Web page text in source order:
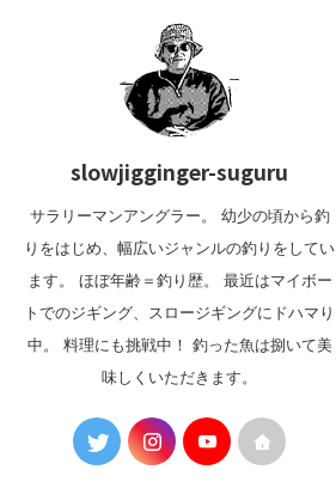
slowjigginger-suguru
サラリーマンアングラー。 幼少の頃から釣
りをはじめ、幅広いジャンルの釣りをしてい
ます。 ほぼ年齢＝釣り歴。 最近はマイボー
トでのジギング、スロージギングにドハマり
中。 料理にも挑戦中！ 釣った魚は捌いて美
味しくいただきます。